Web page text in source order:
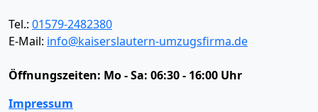
Tel.: 01579-2482380
E-Mail: info@kaiserslautern-umzugsfirma.de
Öffnungszeiten: Mo - Sa: 06:30 - 16:00 Uhr
Impressum